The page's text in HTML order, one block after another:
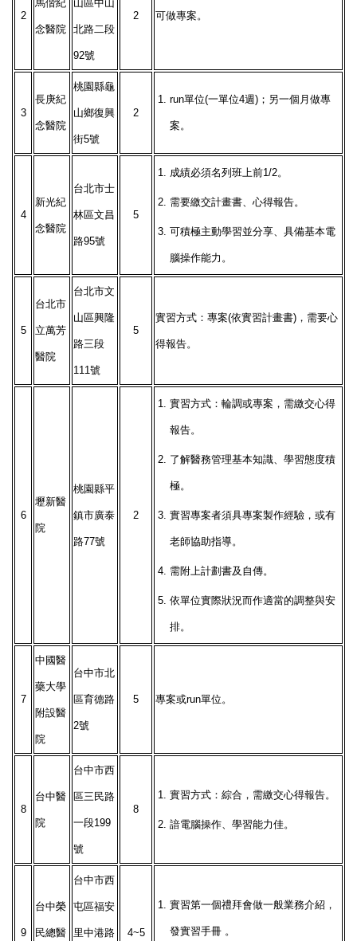
2
馬偕紀
念醫院
山區中山
北路二段
92號
2 可做專案。
3
長庚紀
念醫院
桃園縣龜
山鄉復興
街5號
2
1. run單位(一單位4週)；另一個月做專
案。
4
新光紀
念醫院
台北市士
林區文昌
路95號
5
1. 成績必須名列班上前1/2。
2. 需要繳交計畫書、心得報告。
3. 可積極主動學習並分享、具備基本電
腦操作能力。
5
台北市
立萬芳
醫院
台北市文
山區興隆
路三段
111號
5
實習方式：專案(依實習計畫書)，需要心
得報告。
6
壢新醫
院
桃園縣平
鎮市廣泰
路77號
2
1. 實習方式：輪調或專案，需繳交心得
報告。
2. 了解醫務管理基本知識、學習態度積
極。
3. 實習專案者須具專案製作經驗，或有
老師協助指導。
4. 需附上計劃書及自傳。
5. 依單位實際狀況而作適當的調整與安
排。
7
中國醫
藥大學
附設醫
院
台中市北
區育德路
2號
5 專案或run單位。
8
台中醫
院
台中市西
區三民路
一段199
號
8
1. 實習方式：綜合，需繳交心得報告。
2. 諳電腦操作、學習能力佳。
9
台中榮
民總醫
台中市西
屯區福安
里中港路 4~5
1. 實習第一個禮拜會做一般業務介紹，
發實習手冊 。